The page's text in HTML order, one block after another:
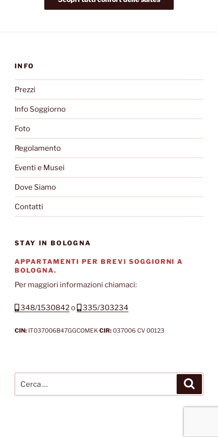
INFO
Prezzi
Info Soggiorno
Foto
Regolamento
Eventi e Musei
Dove Siamo
Contatti
STAY IN BOLOGNA
APPARTAMENTI PER BREVI SOGGIORNI A
BOLOGNA.
Per maggiori informazioni chiamaci:
348/1530842o 335/303234
CIN: IT037006B47GGCOMEK CIR: 037006 CV 00123